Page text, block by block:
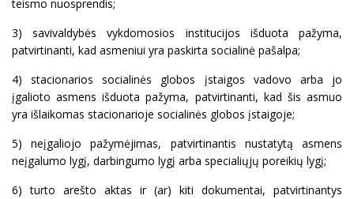
teismo nuosprendis;
3) savivaldybės vykdomosios institucijos išduota pažyma,
patvirtinanti, kad asmeniui yra paskirta socialinė pašalpa;
4) stacionarios socialinės globos įstaigos vadovo arba jo
įgalioto asmens išduota pažyma, patvirtinanti, kad šis asmuo
yra išlaikomas stacionarioje socialinės globos įstaigoje;
5) neįgaliojo pažymėjimas, patvirtinantis nustatytą asmens
neįgalumo lygį, darbingumo lygį arba specialiųjų poreikių lygį;
6) turto arešto aktas ir (ar) kiti dokumentai, patvirtinantys